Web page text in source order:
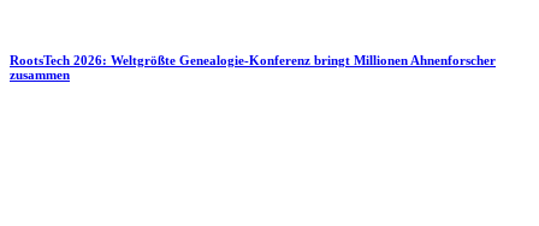
RootsTech 2026: Weltgrößte Genealogie-Konferenz bringt Millionen Ahnenforscher
zusammen